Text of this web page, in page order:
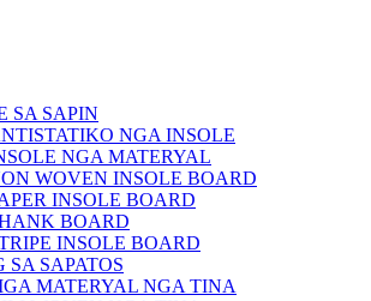
SA SAPIN
NGA INSOLE
NGA MATERYAL
WOVEN INSOLE BOARD
INSOLE BOARD
BOARD
INSOLE BOARD
SA SAPATOS
MATERYAL NGA TINA